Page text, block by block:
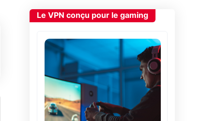
Le VPN conçu pour le gaming